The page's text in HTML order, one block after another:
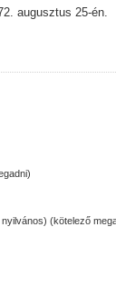
augusztus 25-én.
(kötelező